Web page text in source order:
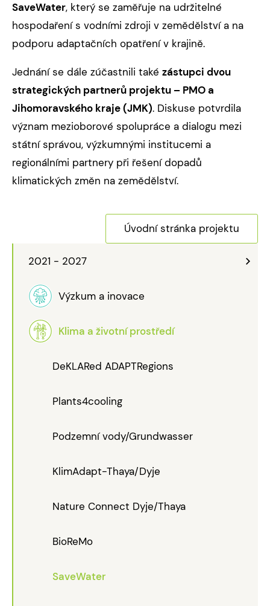
2021 - 2027
Výzkum a inovace
Klima a životní prostředí
DeKLARed ADAPTRegions
Plants4cooling
Podzemní vody/Grundwasser
KlimAdapt-Thaya/Dyje
Nature Connect Dyje/Thaya
BioReMo
SaveWater
SaveWater, který se zaměřuje na udržitelné
hospodaření s vodními zdroji v zemědělství a na
podporu adaptačních opatření v krajině.
Jednání se dále zúčastnili také zástupci dvou
strategických partnerů projektu – PMO a
Jihomoravského kraje (JMK). Diskuse potvrdila
význam mezioborové spolupráce a dialogu mezi
státní správou, výzkumnými institucemi a
regionálními partnery při řešení dopadů
klimatických změn na zemědělství.
Úvodní stránka projektu